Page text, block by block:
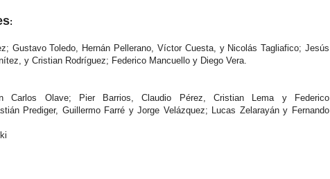
:
Gustavo Toledo, Hernán Pellerano, Víctor Cuesta, y Nicolás Tagliafico; Jesús
y Cristian Rodríguez; Federico Mancuello y Diego Vera.
Carlos Olave; Pier Barrios, Claudio Pérez, Cristian Lema y Federico
Prediger, Guillermo Farré y Jorge Velázquez; Lucas Zelarayán y Fernando